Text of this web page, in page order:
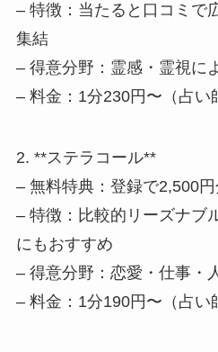
– 特徴：当たると口コミで
集結
– 得意分野：霊感・霊視に
– 料金：1分230円〜（占い
2. **ステラコール**
– 無料特典：登録で2,500
– 特徴：比較的リーズナブ
にもおすすめ
– 得意分野：恋愛・仕事・
– 料金：1分190円〜（占い